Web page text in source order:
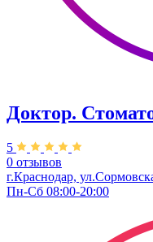
Доктор.
5
0 отзывов
г.Краснодар,
Пн-Сб 08:00-20:00